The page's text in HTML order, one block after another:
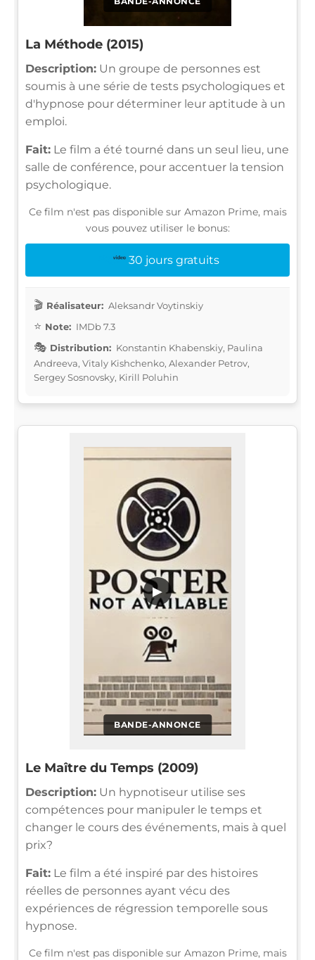
La Méthode (2015)
Description: Un groupe de personnes est
soumis à une série de tests psychologiques et
d'hypnose pour déterminer leur aptitude à un
emploi.
Fait: Le film a été tourné dans un seul lieu, une
salle de conférence, pour accentuer la tension
psychologique.
Ce film n'est pas disponible sur Amazon Prime, mais
vous pouvez utiliser le bonus:
30 jours gratuits
Réalisateur: Aleksandr Voytinskiy
Note: IMDb 7.3
Distribution: Konstantin Khabenskiy, Paulina
Andreeva, Vitaly Kishchenko, Alexander Petrov,
Sergey Sosnovsky, Kirill Poluhin
BANDE-ANNONCE
▶
Le Maître du Temps (2009)
Description: Un hypnotiseur utilise ses
compétences pour manipuler le temps et
changer le cours des événements, mais à quel
prix?
Fait: Le film a été inspiré par des histoires
réelles de personnes ayant vécu des
expériences de régression temporelle sous
hypnose.
Ce film n'est pas disponible sur Amazon Prime, mais